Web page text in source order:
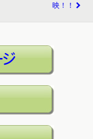
映！！